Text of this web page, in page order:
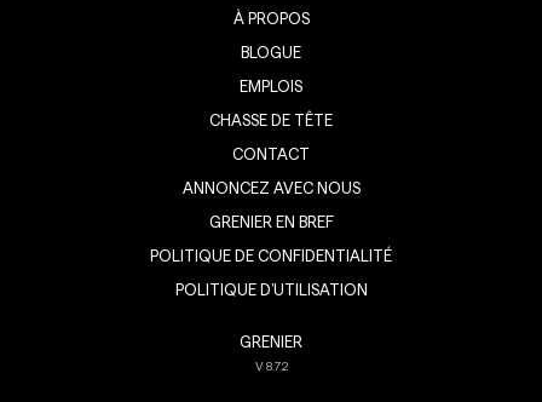
À PROPOS
BLOGUE
EMPLOIS
CHASSE DE TÊTE
CONTACT
ANNONCEZ AVEC NOUS
GRENIER EN BREF
POLITIQUE DE CONFIDENTIALITÉ
POLITIQUE D’UTILISATION
GRENIER
V8.7.2